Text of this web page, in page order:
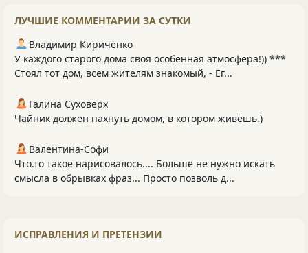
ЛУЧШИЕ КОММЕНТАРИИ ЗА СУТКИ
Владимир Кириченко
У каждого старого дома своя особенная атмосфера!)) ***
Стоял тот дом, всем жителям знакомый, - Ег...
Галина Суховерх
Чайник должен пахнуть домом, в котором живёшь.)
Валентина-Софи
Что.то такое нарисовалось.... Больше не нужно искать
смысла в обрывках фраз... Просто позволь д...
ИСПРАВЛЕНИЯ И ПРЕТЕНЗИИ